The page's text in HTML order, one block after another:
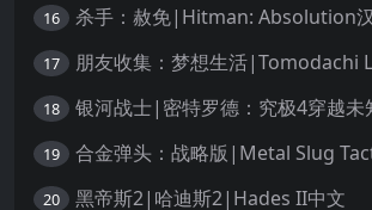
16 杀手：赦免|Hitman: Absolution
17
18
19 合金弹头：战略版|Metal Slug
20 黑帝斯2|哈迪斯2|Hades II中文